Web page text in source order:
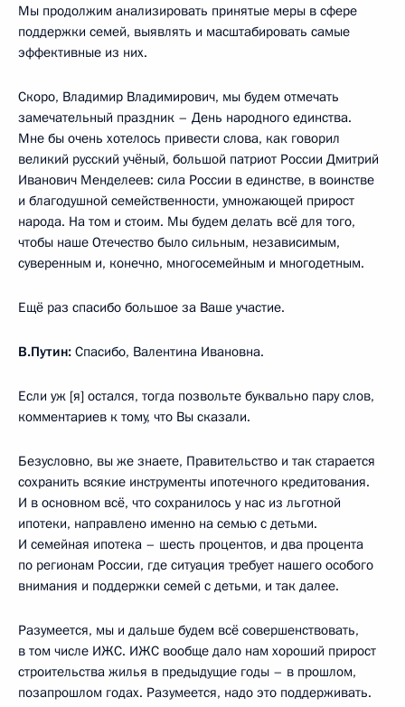
Мы продолжим анализировать принятые меры в сфере
поддержки семей, выявлять и масштабировать самые
эффективные из них.
Скоро, Владимир Владимирович, мы будем отмечать
замечательный праздник – День народного единства.
Мне бы очень хотелось привести слова, как говорил
великий русский учёный, большой патриот России Дмитрий
Иванович Менделеев: сила России в единстве, в воинстве
и благодушной семейственности, умножающей прирост
народа. На том и стоим. Мы будем делать всё для того,
чтобы наше Отечество было сильным, независимым,
суверенным и, конечно, многосемейным и многодетным.
Ещё раз спасибо большое за Ваше участие.
В.Путин: Спасибо, Валентина Ивановна.
Если уж [я] остался, тогда позвольте буквально пару слов,
комментариев к тому, что Вы сказали.
Безусловно, вы же знаете, Правительство и так старается
сохранить всякие инструменты ипотечного кредитования.
И в основном всё, что сохранилось у нас из льготной
ипотеки, направлено именно на семью с детьми.
И семейная ипотека – шесть процентов, и два процента
по регионам России, где ситуация требует нашего особого
внимания и поддержки семей с детьми, и так далее.
Разумеется, мы и дальше будем всё совершенствовать,
в том числе ИЖС. ИЖС вообще дало нам хороший прирост
строительства жилья в предыдущие годы – в прошлом,
позапрошлом годах. Разумеется, надо это поддерживать.